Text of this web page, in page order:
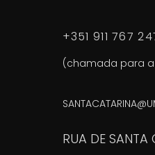
+351 911 767
(chamada para
RUA DE SANTA